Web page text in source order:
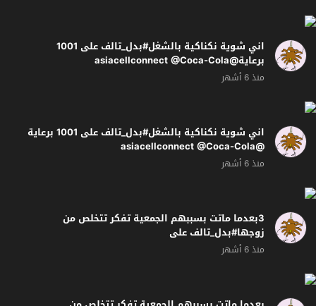
اني شوية نكناكية بالشغل#بدل_تالف على 1001
برعاية@asiacellconnect @Coca-Cola
منذ 6 أشهر
اني شوية نكناكية بالشغل#بدل_تالف على 1001 برعاية
@asiacellconnect @Coca-Cola
منذ 6 أشهر
3بعدما ماتت بسببهم الجمعية تفكر تتخلص من
زوجها#بدل_تالف على
1001برعاية@asiacellconnect@Coca-Cola
منذ 6 أشهر